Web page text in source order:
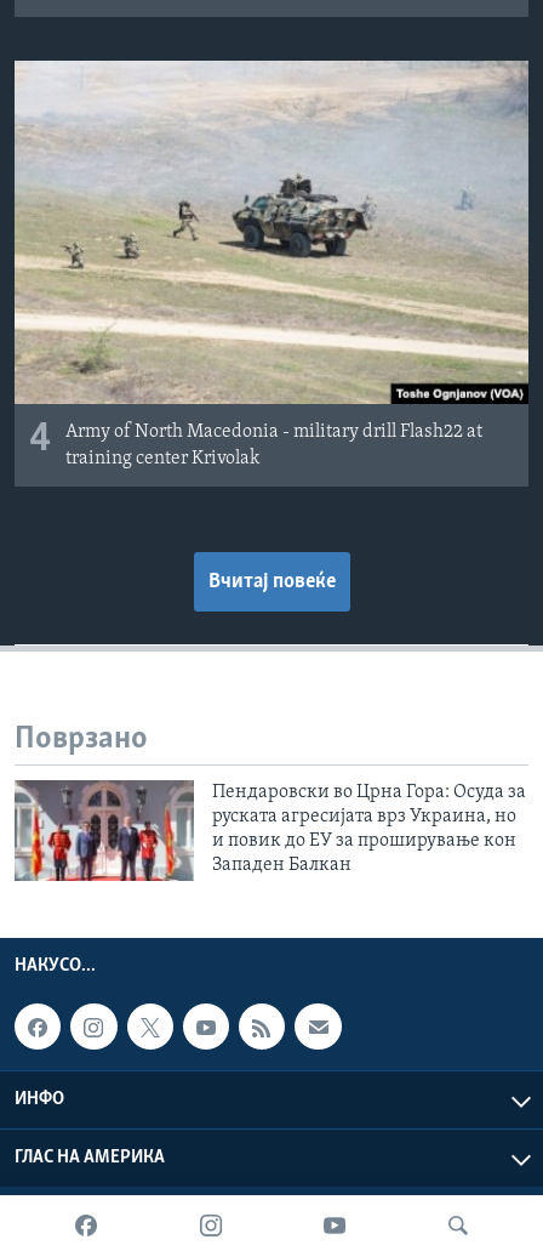
4
Army of North Macedonia - military drill Flash22 at
training center Krivolak
Вчитај повеќе
Поврзано
Пендаровски во Црна Гора: Осуда за
руската агресијата врз Украина, но
и повик до ЕУ за проширување кон
Западен Балкан
НАКУСО...
ИНФО
ГЛАС НА АМЕРИКА
Глас на Америка © 2026 VOA, Inc. Сите права задржани.